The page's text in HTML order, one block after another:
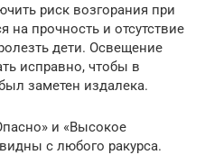
риск возгорания при
на прочность и отсутствие
дети. Освещение
исправно, чтобы в
заметен издалека.
и «Высокое
с любого ракурса.